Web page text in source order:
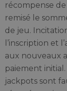
récompense
remisé le
de jeu.
l’inscription et
aux nouveaux
paiement
jackpots sont